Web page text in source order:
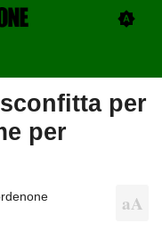
per
per